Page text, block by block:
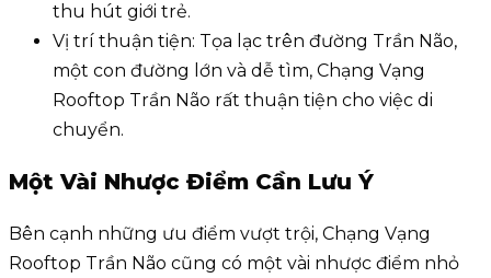
thu hút giới trẻ.
Vị trí thuận tiện: Tọa lạc trên đường Trần Não,
một con đường lớn và dễ tìm, Chạng Vạng
Rooftop Trần Não rất thuận tiện cho việc di
chuyển.
Một Vài Nhược Điểm Cần Lưu Ý
Bên cạnh những ưu điểm vượt trội, Chạng Vạng
Rooftop Trần Não cũng có một vài nhược điểm nhỏ